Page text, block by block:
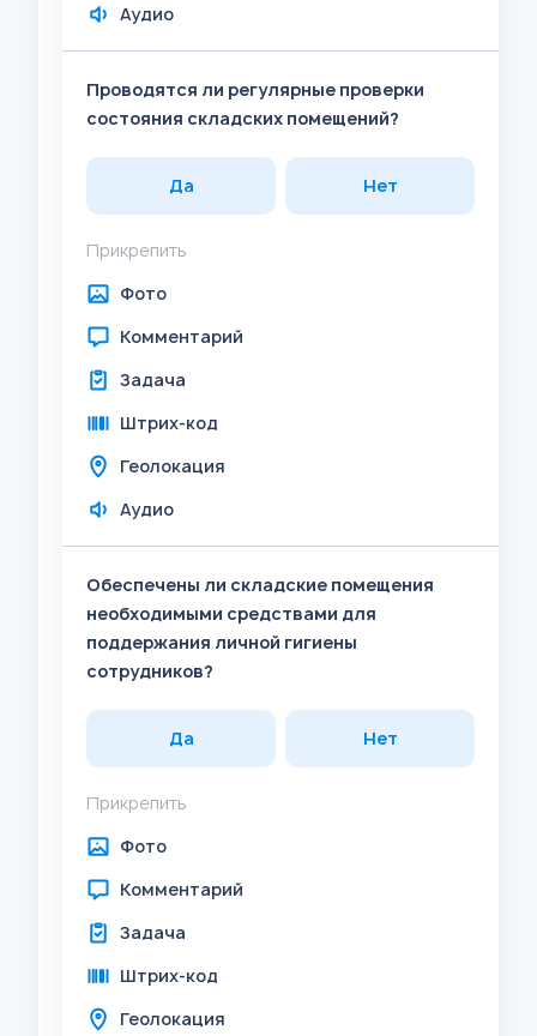
Аудио
Проводятся ли регулярные проверки
состояния складских помещений?
Да Нет
Прикрепить
Фото
Комментарий
Задача
Штрих-код
Геолокация
Аудио
Обеспечены ли складские помещения
необходимыми средствами для
поддержания личной гигиены
сотрудников?
Да Нет
Прикрепить
Фото
Комментарий
Задача
Штрих-код
Геолокация